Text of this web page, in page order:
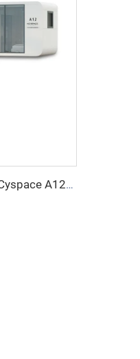
APPLE CABIN CAPSULE HOUSE -Cyspace A12シリーズ